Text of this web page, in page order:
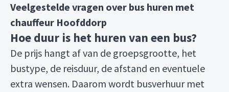
Veelgestelde vragen over bus huren met
chauffeur Hoofddorp
Hoe duur is het huren van een bus?
De prijs hangt af van de groepsgrootte, het
bustype, de reisduur, de afstand en eventuele
extra wensen. Daarom wordt busverhuur met